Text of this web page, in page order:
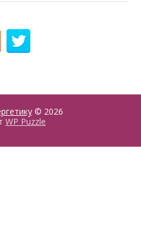
© 2026
WP Puzzle